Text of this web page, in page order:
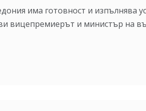
има готовност и изпълнява
вицепремиерът и министър на